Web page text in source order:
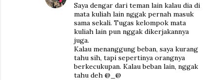
Saya dengar dari teman lain kalau dia di
mata kuliah lain nggak pernah masuk
sama sekali. Tugas kelompok mata
kuliah lain pun nggak dikerjakannya
juga.
Kalau menanggung beban, saya kurang
tahu sih, tapi sepertinya orangnya
berkecukupan. Kalau beban lain, nggak
tahu deh @_@